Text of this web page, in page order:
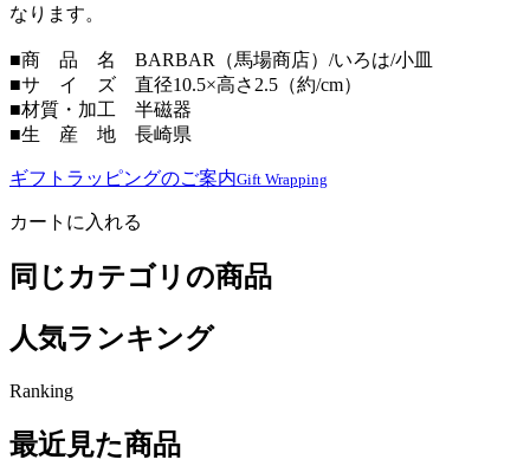
なります。
■商 品 名 BARBAR（馬場商店）/いろは/小皿
■サ イ ズ 直径10.5×高さ2.5（約/cm）
■材質・加工 半磁器
■生 産 地 長崎県
ギフトラッピングのご案内Gift Wrapping
カートに入れる
同じカテゴリの商品
人気ランキング
Ranking
最近見た商品